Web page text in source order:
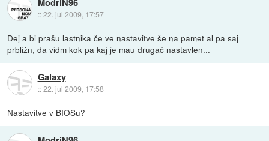
::22. jul 2009, 17:57
Dej a bi prašu lastnika če ve nastavitve še na pamet al pa saj
prbližn, da vidm kok pa kaj je mau drugač nastavlen...
Galaxy
::22. jul 2009, 17:58
Nastavitve v BIOSu?